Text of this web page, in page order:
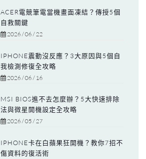
ACER電競筆電當機畫面凍結？傳授5個
自救關鍵
2026 / 06 / 22
IPHONE震動沒反應？3大原因與5個自
我檢測修復全攻略
2026 / 06 / 16
MSI BIOS進不去怎麼辦？5大快速排除
法與微星開機設定全攻略
2026 / 05 / 27
IPHONE卡在白蘋果狂開機？教你7招不
傷資料的復活術